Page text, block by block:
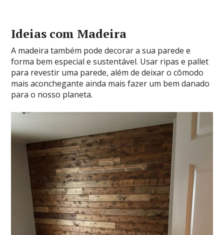
Ideias com Madeira
A madeira também pode decorar a sua parede e
forma bem especial e sustentável. Usar ripas e pallet
para revestir uma parede, além de deixar o cômodo
mais aconchegante ainda mais fazer um bem danado
para o nosso planeta.